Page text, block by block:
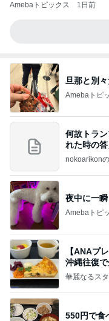
Amebaトピックス 1日前
旦那と別
Amebaトピ
何故トラ
れた時の答
nokoarikon
夜中に一
Amebaトピ
【ANAプ
沖縄往復
華麗なるス
550円で食